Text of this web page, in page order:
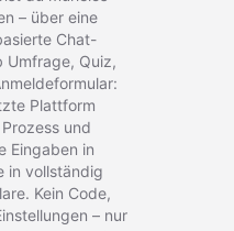
– über eine
Chat-
Umfrage, Quiz,
Plattform
und
Eingaben in
in vollständig
Kein Code,
– nur